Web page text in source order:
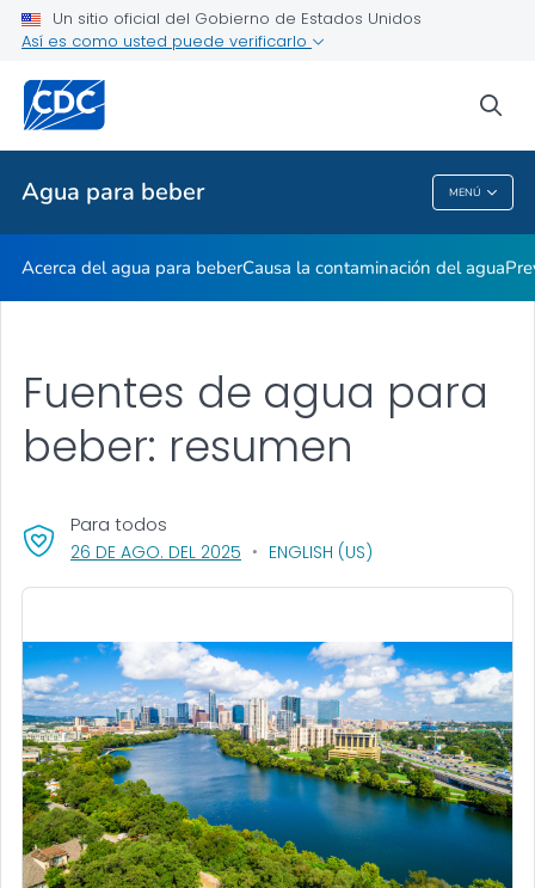
Un sitio oficial del Gobierno de Estados Unidos
Así es como usted puede verificarlo
Agua para beber MENÚ
Seguridad del agua de pozo
Temas relacionados
Agua Para Beber
Acerca del agua para beberCausa la contaminación del agua
Fuentes de agua para
beber: resumen
26 DE AGO. DEL 2025 , VISIT LINK FOR DETAILS.
ENGLISH (US)
Para todos